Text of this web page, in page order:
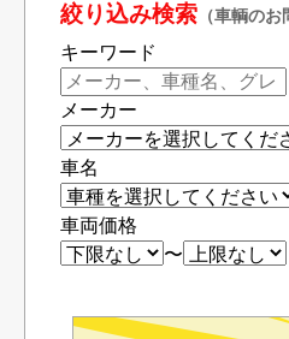
絞り込み検索（車輌のお
キーワード
メーカー
車名
車両価格
〜